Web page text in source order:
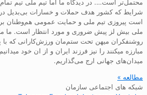
محتمل‌تر است…. در دیدگاه ما اما تیم ملی تیم
شرایط که کشور هدف حملات و خسارات بی‌بدیل در
است پیروزی تیم ملی و حمایت عمومی هم‌وطنان
ملی بیش لز پیش ضروری و مورد انتظار است. ما
روشنفکران میهن تحت ستم‌مان ورزش‌کارانی که با
مبارزه میکنند را نیز فرزند ایران و از ان خود
میدان‌های جهانی ارج می‌گذاریم.
مطالعه »
شبکه های اجتماعی سازمان